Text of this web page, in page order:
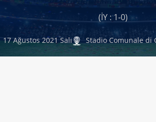
(İY : 1-0)
17 Ağustos 2021 Salı Stadio Comunale di